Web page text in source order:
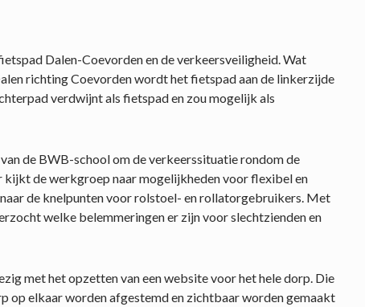
Dalen-Coevorden en de verkeersveiligheid. Wat
richting Coevorden wordt het fietspad aan de linkerzijde
verdwijnt als fietspad en zou mogelijk als
de BWB-school om de verkeerssituatie rondom de
kijkt de werkgroep naar mogelijkheden voor flexibel en
de knelpunten voor rolstoel- en rollatorgebruikers. Met
welke belemmeringen er zijn voor slechtzienden en
met het opzetten van een website voor het hele dorp. Die
op elkaar worden afgestemd en zichtbaar worden gemaakt